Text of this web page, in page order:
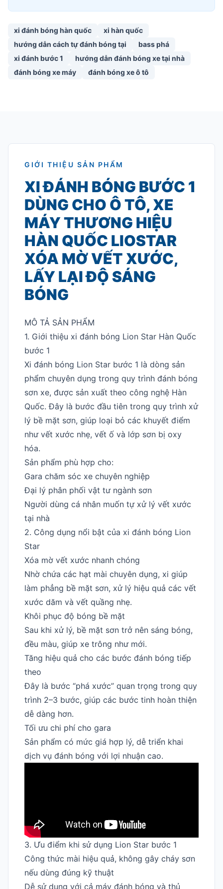
xi đánh bóng hàn quốc
xi hàn quốc
hướng dẫn cách tự đánh bóng tại
bass phá
xi đánh bước 1
hướng dẫn đánh bóng xe tại nhà
đánh bóng xe máy
đánh bóng xe ô tô
GIỚI THIỆU SẢN PHẨM
XI ĐÁNH BÓNG BƯỚC 1
DÙNG CHO Ô TÔ, XE
MÁY THƯƠNG HIỆU
HÀN QUỐC LIOSTAR
XÓA MỜ VẾT XƯỚC,
LẤY LẠI ĐỘ SÁNG
BÓNG
MÔ TẢ SẢN PHẨM
1. Giới thiệu xi đánh bóng Lion Star Hàn Quốc
bước 1
Xi đánh bóng Lion Star bước 1 là dòng sản
phẩm chuyên dụng trong quy trình đánh bóng
sơn xe, được sản xuất theo công nghệ Hàn
Quốc. Đây là bước đầu tiên trong quy trình xử
lý bề mặt sơn, giúp loại bỏ các khuyết điểm
như vết xước nhẹ, vết ố và lớp sơn bị oxy
hóa.
Sản phẩm phù hợp cho:
Gara chăm sóc xe chuyên nghiệp
Đại lý phân phối vật tư ngành sơn
Người dùng cá nhân muốn tự xử lý vết xước
tại nhà
2. Công dụng nổi bật của xi đánh bóng Lion
Star
Xóa mờ vết xước nhanh chóng
Nhờ chứa các hạt mài chuyên dụng, xi giúp
làm phẳng bề mặt sơn, xử lý hiệu quả các vết
xước dăm và vết quầng nhẹ.
Khôi phục độ bóng bề mặt
Sau khi xử lý, bề mặt sơn trở nên sáng bóng,
đều màu, giúp xe trông như mới.
Tăng hiệu quả cho các bước đánh bóng tiếp
theo
Đây là bước “phá xước” quan trọng trong quy
trình 2–3 bước, giúp các bước tinh hoàn thiện
dễ dàng hơn.
Tối ưu chi phí cho gara
Sản phẩm có mức giá hợp lý, dễ triển khai
dịch vụ đánh bóng với lợi nhuận cao.
3. Ưu điểm khi sử dụng Lion Star bước 1
Công thức mài hiệu quả, không gây cháy sơn
nếu dùng đúng kỹ thuật
Dễ sử dụng với cả máy đánh bóng và thủ